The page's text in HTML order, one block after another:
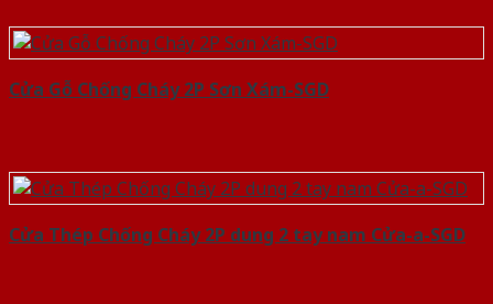
Cửa Gỗ Chống Cháy 2P Sơn Xám-SGD
Cửa Thép Chống Cháy 2P dung 2 tay nam Cửa-a-SGD